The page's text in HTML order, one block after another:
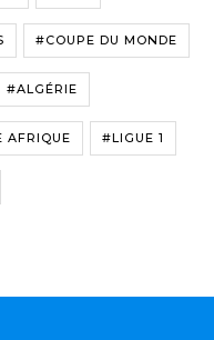
#COUPE DU MONDE
#ALGÉRIE
AFRIQUE #LIGUE 1